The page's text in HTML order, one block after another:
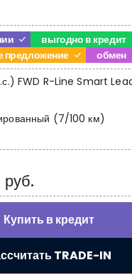
выгодно в кредит
предложение
обмен
FWD R-Line Smart
(7/100 км)
Купить в кредит
TRADE-IN